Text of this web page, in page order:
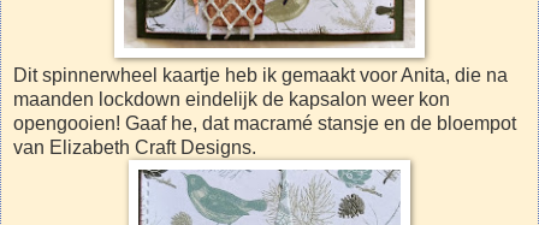
Dit spinnerwheel kaartje heb ik gemaakt voor Anita, die na
maanden lockdown eindelijk de kapsalon weer kon
opengooien! Gaaf he, dat macramé stansje en de bloempot
van Elizabeth Craft Designs.